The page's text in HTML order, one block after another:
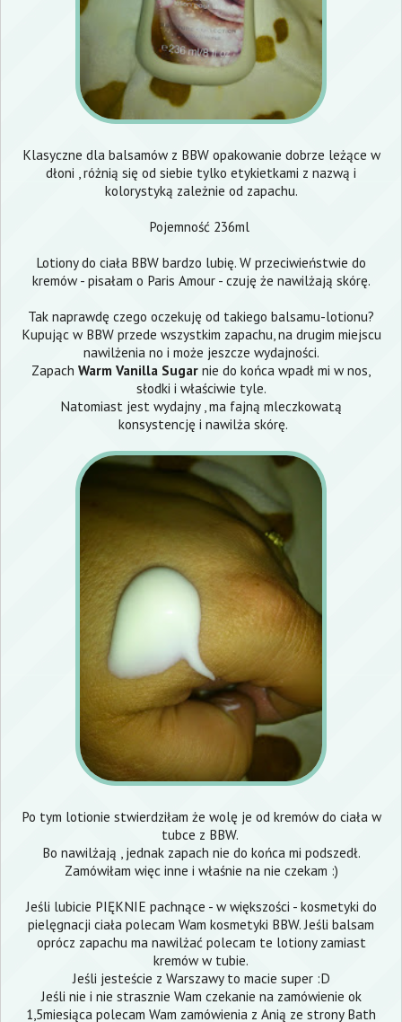
Klasyczne dla balsamów z BBW opakowanie dobrze leżące w
dłoni , różnią się od siebie tylko etykietkami z nazwą i
kolorystyką zależnie od zapachu.
Pojemność 236ml
Lotiony do ciała BBW bardzo lubię. W przeciwieństwie do
kremów - pisałam o Paris Amour- czuję że nawilżają skórę.
Tak naprawdę czego oczekuję od takiego balsamu-lotionu?
Kupując w BBW przede wszystkim zapachu, na drugim miejscu
nawilżenia no i może jeszcze wydajności.
Zapach Warm Vanilla Sugar nie do końca wpadł mi w nos,
słodki i właściwie tyle.
Natomiast jest wydajny , ma fajną mleczkowatą
konsystencję i nawilża skórę.
Po tym lotionie stwierdziłam że wolę je od kremów do ciała w
tubce z BBW.
Bo nawilżają , jednak zapach nie do końca mi podszedł.
Zamówiłam więc inne i właśnie na nie czekam :)
Jeśli lubicie PIĘKNIE pachnące - w większości - kosmetyki do
pielęgnacji ciała polecam Wam kosmetyki BBW. Jeśli balsam
oprócz zapachu ma nawilżać polecam te lotiony zamiast
kremów w tubie.
Jeśli jesteście z Warszawy to macie super :D
Jeśli nie i nie strasznie Wam czekanie na zamówienie ok
1,5miesiąca polecam Wam zamówienia z Anią ze strony Bath